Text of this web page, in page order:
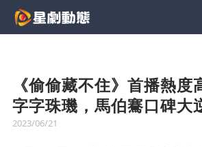
《偷偷藏不住》首播熱度
字字珠璣，馬伯騫口碑大
2023/06/21